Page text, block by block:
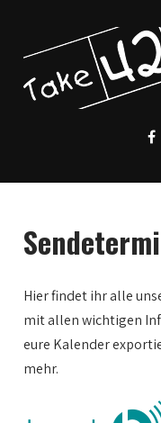
Hier findet ihr alle
mit allen wichtigen
eure Kalender
mehr.